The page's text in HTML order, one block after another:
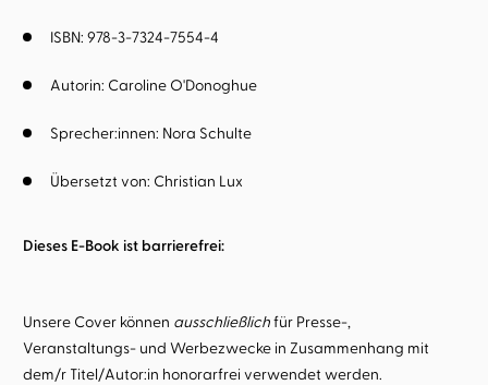
Übersetzt von: Christian Lux
ISBN: 978-3-7324-7554-4
Autorin: Caroline O'Donoghue
Sprecher:innen: Nora Schulte
Dieses E-Book ist barrierefrei:
Unsere Cover können ausschließlichfür Presse-,
Veranstaltungs- und Werbezwecke in Zusammenhang mit
dem/r Titel/Autor:in honorarfrei verwendet werden.